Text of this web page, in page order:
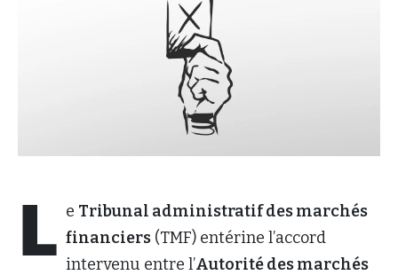
L e Tribunal administratif des marchés
financiers (TMF) entérine l’accord
intervenu entre l’Autorité des marchés